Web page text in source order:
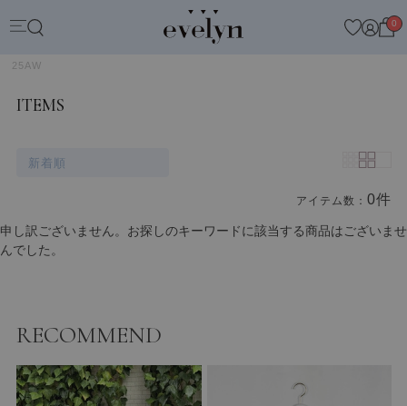
0
25AW
ITEMS
新着順
アイテム数：0件
商品一覧
申し訳ございません。お探しのキーワードに該当する商品はございませ
んでした。
RECOMMEND